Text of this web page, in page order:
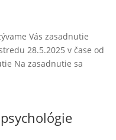
Vás zasadnutie
28.5.2025 v čase od
Na zasadnutie sa